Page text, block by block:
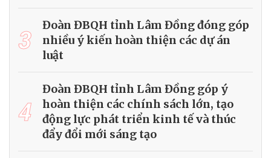
3
Đoàn ĐBQH tỉnh Lâm Đồng đóng góp
nhiều ý kiến hoàn thiện các dự án
luật
4
Đoàn ĐBQH tỉnh Lâm Đồng góp ý
hoàn thiện các chính sách lớn, tạo
động lực phát triển kinh tế và thúc
đẩy đổi mới sáng tạo